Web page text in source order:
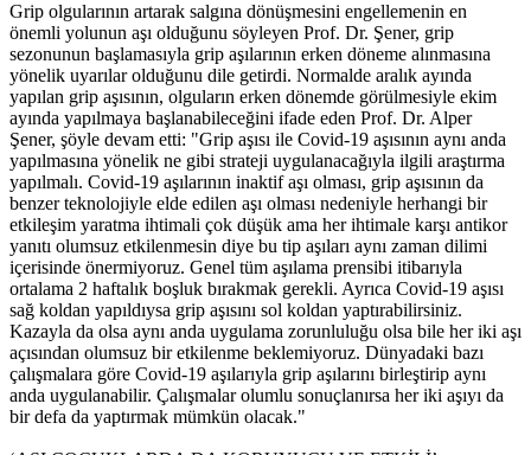
Grip olgularının artarak salgına dönüşmesini engellemenin en
önemli yolunun aşı olduğunu söyleyen Prof. Dr. Şener, grip
sezonunun başlamasıyla grip aşılarının erken döneme alınmasına
yönelik uyarılar olduğunu dile getirdi. Normalde aralık ayında
yapılan grip aşısının, olguların erken dönemde görülmesiyle ekim
ayında yapılmaya başlanabileceğini ifade eden Prof. Dr. Alper
Şener, şöyle devam etti: "Grip aşısı ile Covid-19 aşısının aynı anda
yapılmasına yönelik ne gibi strateji uygulanacağıyla ilgili araştırma
yapılmalı. Covid-19 aşılarının inaktif aşı olması, grip aşısının da
benzer teknolojiyle elde edilen aşı olması nedeniyle herhangi bir
etkileşim yaratma ihtimali çok düşük ama her ihtimale karşı antikor
yanıtı olumsuz etkilenmesin diye bu tip aşıları aynı zaman dilimi
içerisinde önermiyoruz. Genel tüm aşılama prensibi itibarıyla
ortalama 2 haftalık boşluk bırakmak gerekli. Ayrıca Covid-19 aşısı
sağ koldan yapıldıysa grip aşısını sol koldan yaptırabilirsiniz.
Kazayla da olsa aynı anda uygulama zorunluluğu olsa bile her iki aşı
açısından olumsuz bir etkilenme beklemiyoruz. Dünyadaki bazı
çalışmalara göre Covid-19 aşılarıyla grip aşılarını birleştirip aynı
anda uygulanabilir. Çalışmalar olumlu sonuçlanırsa her iki aşıyı da
bir defa da yaptırmak mümkün olacak."